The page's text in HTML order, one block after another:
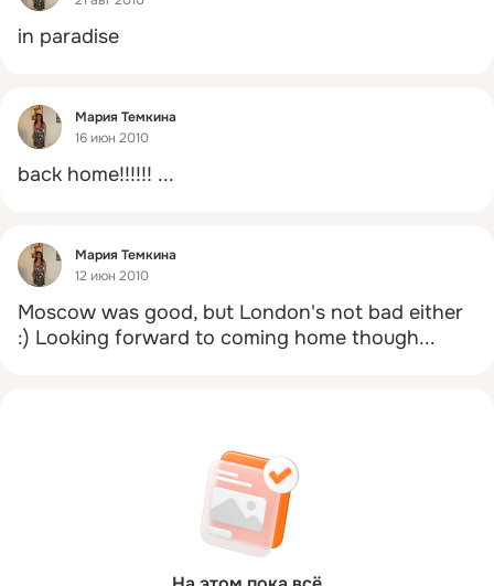
in paradise
Фид
Мария Темкина
16 июн 2010
back home!!!!!! ...
Фид
Мария Темкина
12 июн 2010
Moscow was good, but London's not bad either
:) Looking forward to coming home though...